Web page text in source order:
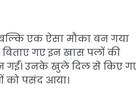
बल्कि एक ऐसा मौका बन गया
गए इन खास पलों की
गईं। उनके खुले दिल से किए
को पसंद आया।